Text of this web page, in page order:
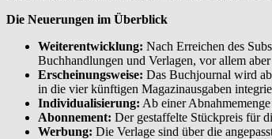
Die Neuerungen im Überblick
Weiterentwicklung: Nach Erreichen des
Buchhandlungen und Verlagen, vor allem
Erscheinungsweise: Das Buchjournal wird
in die vier künftigen Magazinausgaben
Individualisierung: Ab einer
Abonnement: Der gestaffelte Stückpreis für
Werbung: Die Verlage sind über die